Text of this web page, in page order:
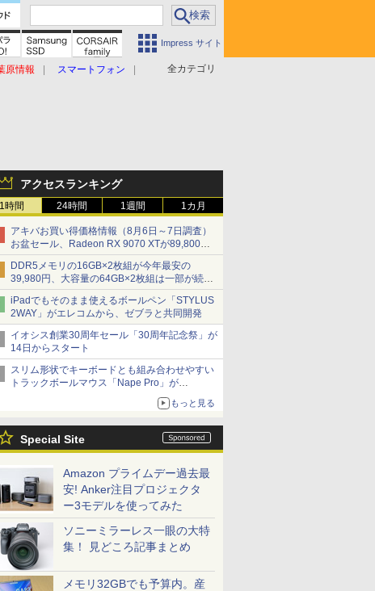
Impress サイト
全カテゴリ
原情報
スマートフォン
アクセスランキング
1時間 24時間 1週間 1カ月
アキバお買い得価格情報（8月6日～7日調査）
お盆セール、Radeon RX 9070 XTが89,800
円、水平周波数24.8kHz対応の17型モニターが
9,801円、暑さ指数連動セール ほか
DDR5メモリの16GB×2枚組が今年最安の
39,980円、大容量の64GB×2枚組は一部が続騰
[8月前半のメモリ価格]
iPadでもそのまま使えるボールペン「STYLUS
2WAY」がエレコムから、ゼブラと共同開発
イオシス創業30周年セール「30周年記念祭」が
14日からスタート
スリム形状でキーボードとも組み合わせやすい
トラックボールマウス「Nape Pro」が
もっと見る
Special Site
Amazon プライムデー過去最
安! Anker注目プロジェクタ
ー3モデルを使ってみた
ソニーミラーレス一眼の大特
集！ 見どころ記事まとめ
メモリ32GBでも予算内。産